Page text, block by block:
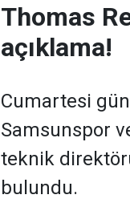
Thomas
açıklama!
Cumartesi
Samsunspor
teknik
bulundu.